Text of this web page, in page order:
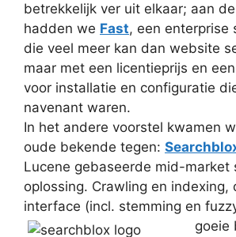
betrekkelijk ver uit elkaar; aan
hadden we Fast, een enterprise
die veel meer kan dan website
maar met een licentieprijs en
voor installatie en configuratie
navenant waren.
In het andere voorstel kwamen
oude bekende tegen:
Lucene gebaseerde mid-market
oplossing. Crawling en indexing,
interface (incl. stemming en
goeie